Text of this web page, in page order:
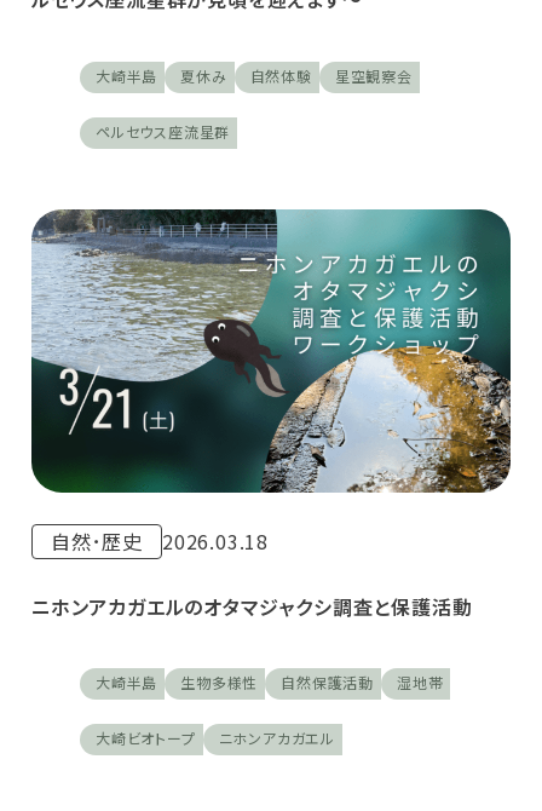
大崎半島 夏休み 自然体験 星空観察会
ペルセウス座流星群
自然･歴史 2026.03.18
ニホンアカガエルのオタマジャクシ調査と保護活動
大崎半島 生物多様性 自然保護活動 湿地帯
大崎ビオトープ ニホンアカガエル